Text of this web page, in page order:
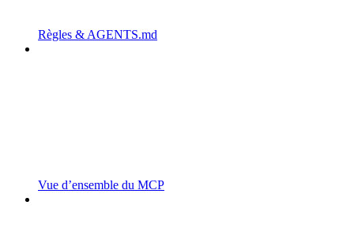
Règles & AGENTS.md
Vue d’ensemble du MCP